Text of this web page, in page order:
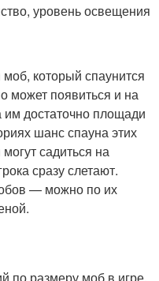
уровень освещения
который спаунится
может появиться и на
достаточно площади
шанс спауна этих
садиться на
сразу слетают.
— можно по их
по размеру моб в игре,